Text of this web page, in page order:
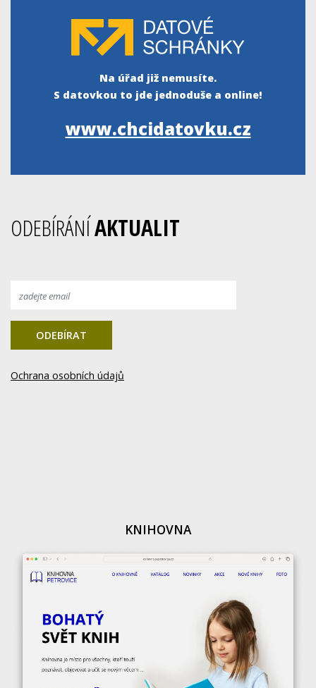
Na úřad již nemusíte.
S datovkou to jde jednoduše a online!
www.chcidatovku.cz
ODEBÍRÁNÍAKTUALIT
ODEBÍRAT
Ochrana osobních údajů
KNIHOVNA